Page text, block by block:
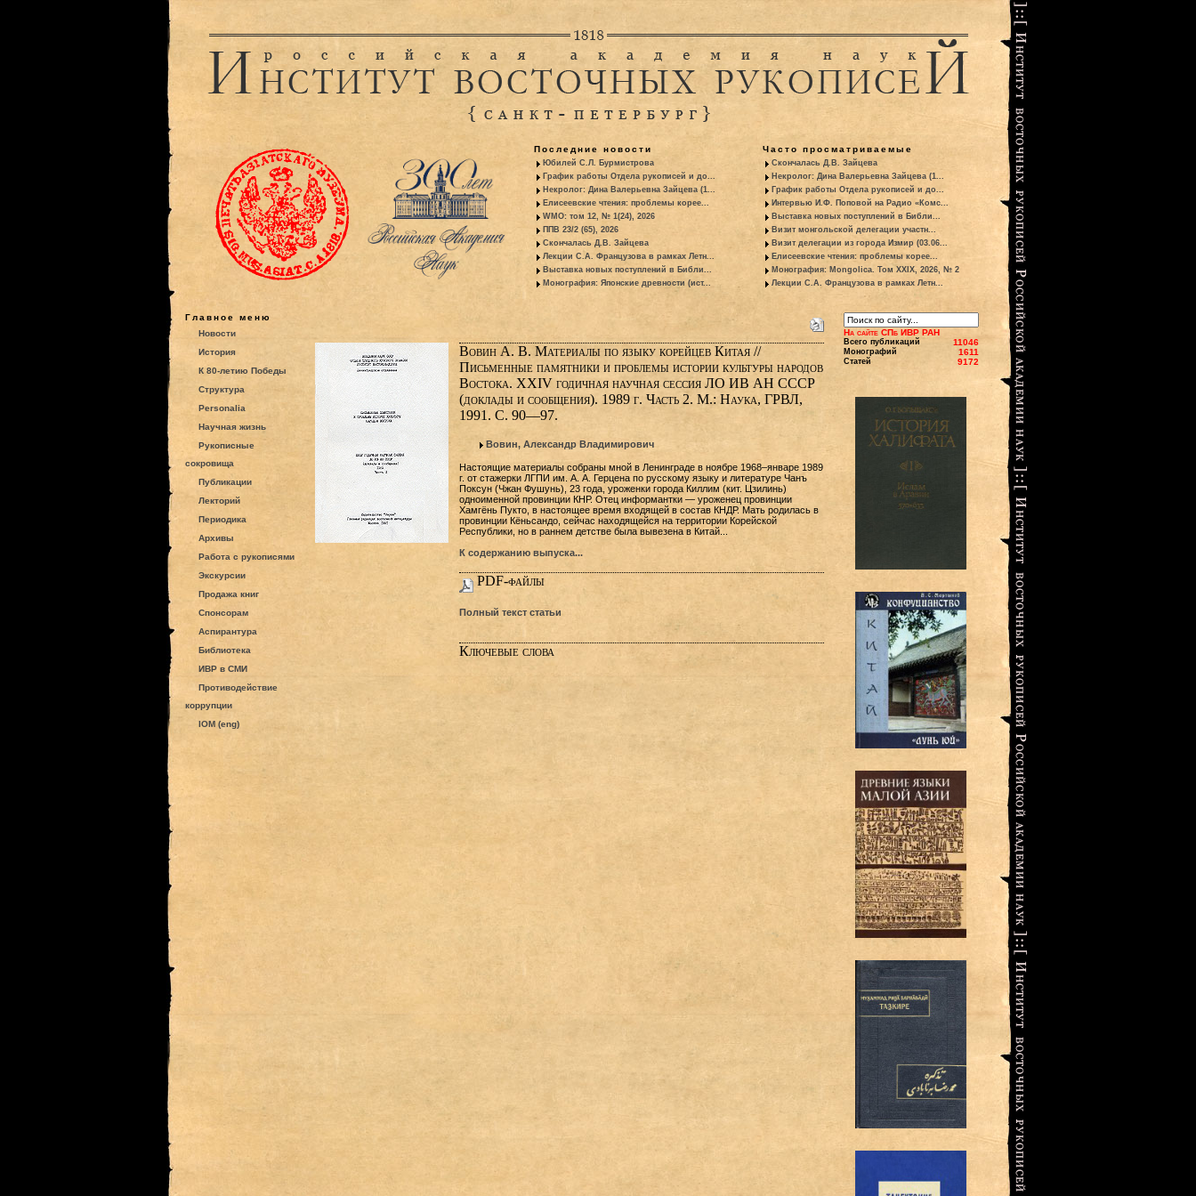
Последние новости
Юбилей С.Л. Бурмистрова
График работы Отдела рукописей и до...
Некролог: Дина Валерьевна Зайцева (1...
Елисеевские чтения: проблемы корее...
WMO: том 12, № 1(24), 2026
ППВ 23/2 (65), 2026
Скончалась Д.В. Зайцева
Лекции С.А. Французова в рамках Летн...
Выставка новых поступлений в Библи...
Монография: Японские древности (ист...
Часто просматриваемые
Скончалась Д.В. Зайцева
Некролог: Дина Валерьевна Зайцева (1...
График работы Отдела рукописей и до...
Интервью И.Ф. Поповой на Радио «Комс...
Выставка новых поступлений в Библи...
Визит монгольской делегации участн...
Визит делегации из города Измир (03.06...
Елисеевские чтения: проблемы корее...
Монография: Mongolica. Том XXIX, 2026, № 2
Лекции С.А. Французова в рамках Летн...
Главное меню
Новости
История
К 80-летию Победы
Структура
Personalia
Научная жизнь
Рукописные
сокровища
Публикации
Лекторий
Периодика
Архивы
Работа с рукописями
Экскурсии
Продажа книг
Спонсорам
Аспирантура
Библиотека
ИВР в СМИ
Противодействие
коррупции
IOM (eng)
Вовин А. В. Материалы по языку корейцев Китая //
Письменные памятники и проблемы истории культуры народов
Востока. XXIV годичная научная сессия ЛО ИВ АН СССР
(доклады и сообщения). 1989 г. Часть 2. М.: Наука, ГРВЛ,
1991. С. 90—97.
Вовин, Александр Владимирович
Настоящие материалы собраны мной в Ленинграде в ноябре 1968‒январе 1989
г. от стажерки ЛГПИ им. А. А. Герцена по русскому языку и литературе Чанъ
Поксун (Чжан Фушунь), 23 года, уроженки города Киллим (кит. Цзилинь)
одноименной провинции КНР. Отец информантки — уроженец провинции
Хамгёнь Пукто, в настоящее время входящей в состав КНДР. Мать родилась в
провинции Кёньсандо, сейчас находящейся на территории Корейской
Республики, но в раннем детстве была вывезена в Китай...
К содержанию выпуска...
PDF-файлы
Полный текст статьи
Ключевые слова
На сайте СПб ИВР РАН
Всего публикаций 11046
Монографий 1611
Статей 9172